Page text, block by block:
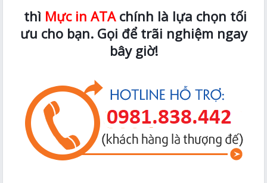
thì Mực in ATAchính là lựa chọn tối
ưu cho bạn. Gọi để trãi nghiệm ngay
bây giờ!